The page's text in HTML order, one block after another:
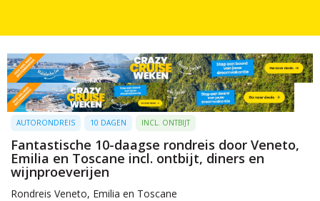
AUTORONDREIS 10 DAGEN INCL. ONTBIJT
Fantastische 10-daagse rondreis door Veneto,
Emilia en Toscane incl. ontbijt, diners en
wijnproeverijen
Rondreis Veneto, Emilia en Toscane